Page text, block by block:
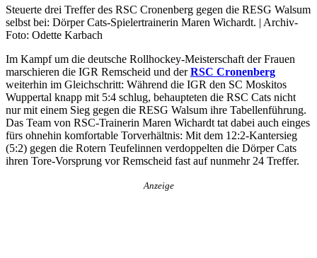
Steuerte drei Treffer des RSC Cronenberg gegen die RESG Walsum
selbst bei: Dörper Cats-Spielertrainerin Maren Wichardt. | Archiv-
Foto: Odette Karbach
Im Kampf um die deutsche Rollhockey-Meisterschaft der Frauen
marschieren die IGR Remscheid und derRSC Cronenberg
weiterhin im Gleichschritt: Während die IGR den SC Moskitos
Wuppertal knapp mit 5:4 schlug, behaupteten die RSC Cats nicht
nur mit einem Sieg gegen die RESG Walsum ihre Tabellenführung.
Das Team von RSC-Trainerin Maren Wichardt tat dabei auch einges
fürs ohnehin komfortable Torverhältnis: Mit dem 12:2-Kantersieg
(5:2) gegen die Rotern Teufelinnen verdoppelten die Dörper Cats
ihren Tore-Vorsprung vor Remscheid fast auf nunmehr 24 Treffer.
Anzeige